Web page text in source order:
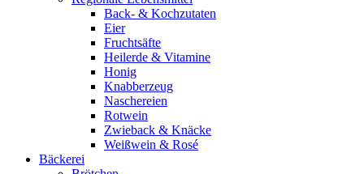
Back- & Kochzutaten
Eier
Fruchtsäfte
Heilerde & Vitamine
Honig
Knabberzeug
Naschereien
Rotwein
Zwieback & Knäcke
Weißwein & Rosé
Bäckerei